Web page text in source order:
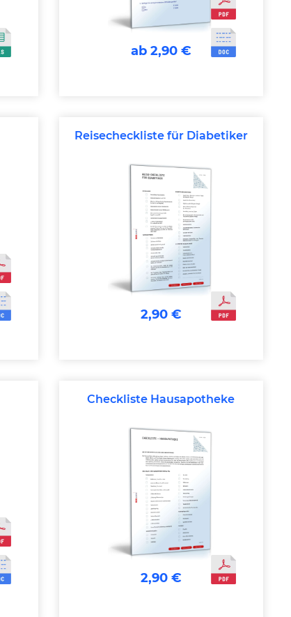
ab 2,90 €
Reisecheckliste für Diabetiker
2,90 €
Checkliste Hausapotheke
2,90 €